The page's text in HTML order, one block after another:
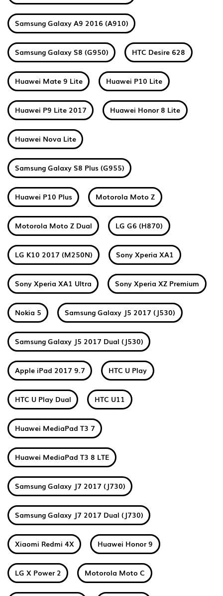
Samsung Galaxy A9 2016 (A910)
Samsung Galaxy S8 (G950) HTC Desire 628
Huawei Mate 9 Lite Huawei P10 Lite
Huawei P9 Lite 2017 Huawei Honor 8 Lite
Huawei Nova Lite
Samsung Galaxy S8 Plus (G955)
Huawei P10 Plus Motorola Moto Z
Motorola Moto Z Dual LG G6 (H870)
LG K10 2017 (M250N) Sony Xperia XA1
Sony Xperia XA1 Ultra Sony Xperia XZ Premium
Nokia 5 Samsung Galaxy J5 2017 (J530)
Samsung Galaxy J5 2017 Dual (J530)
Apple iPad 2017 9.7 HTC U Play
HTC U Play Dual HTC U11
Huawei MediaPad T3 7
Huawei MediaPad T3 8 LTE
Samsung Galaxy J7 2017 (J730)
Samsung Galaxy J7 2017 Dual (J730)
Xiaomi Redmi 4X Huawei Honor 9
LG X Power 2 Motorola Moto C